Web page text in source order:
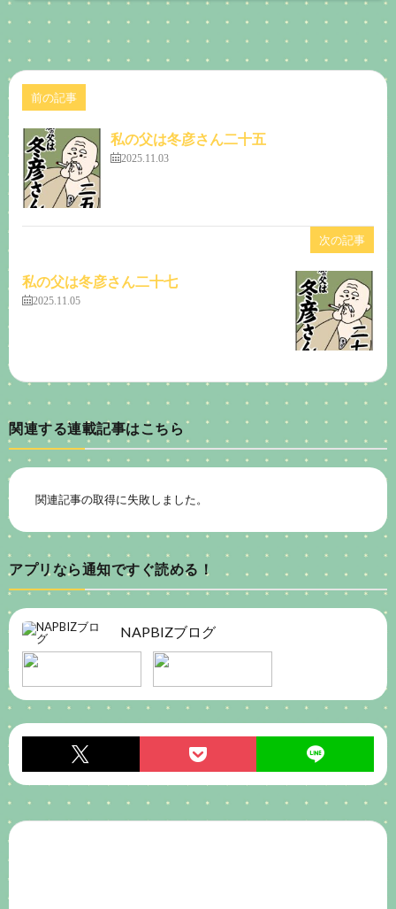
前の記事
私の父は冬彦さん二十五
2025.11.03
次の記事
私の父は冬彦さん二十七
2025.11.05
関連する連載記事はこちら
関連記事の取得に失敗しました。
アプリなら通知ですぐ読める！
NAPBIZブログ